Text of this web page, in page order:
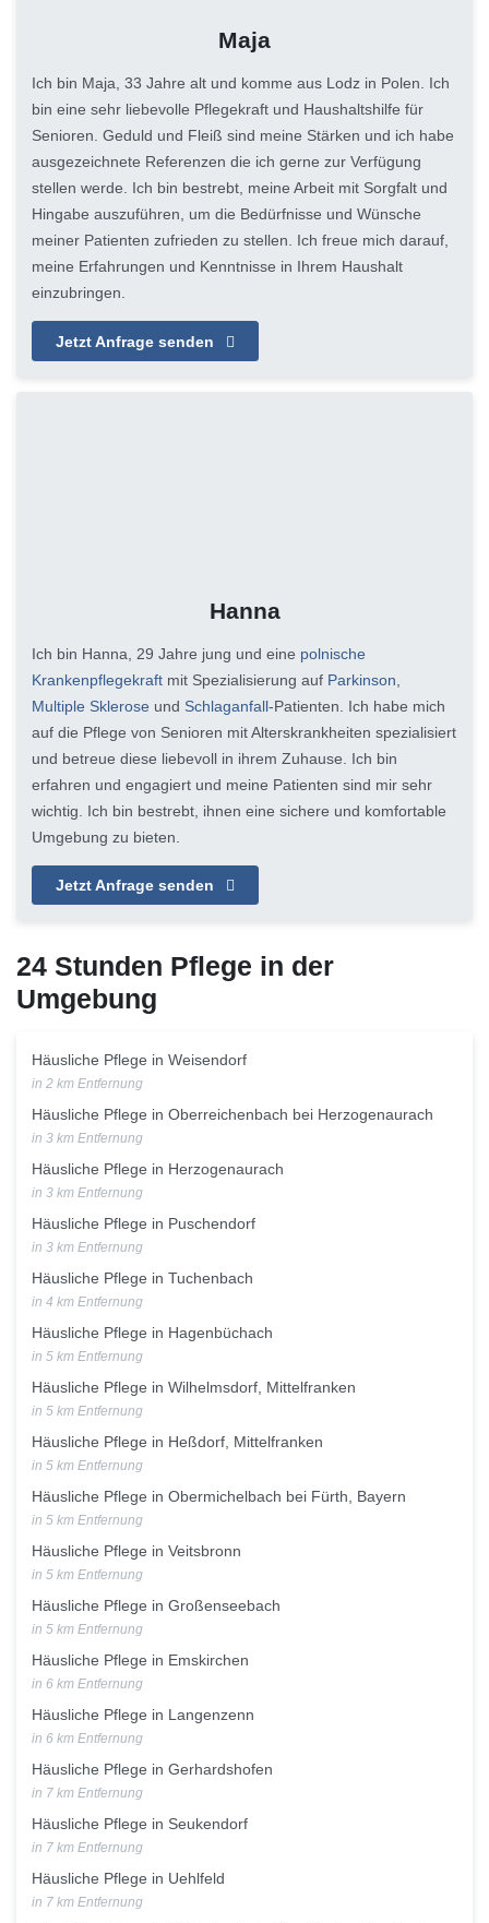
Maja
Ich bin Maja, 33 Jahre alt und komme aus Lodz in Polen. Ich
bin eine sehr liebevolle Pflegekraft und Haushaltshilfe für
Senioren. Geduld und Fleiß sind meine Stärken und ich habe
ausgezeichnete Referenzen die ich gerne zur Verfügung
stellen werde. Ich bin bestrebt, meine Arbeit mit Sorgfalt und
Hingabe auszuführen, um die Bedürfnisse und Wünsche
meiner Patienten zufrieden zu stellen. Ich freue mich darauf,
meine Erfahrungen und Kenntnisse in Ihrem Haushalt
einzubringen.
Jetzt Anfrage senden
Hanna
Ich bin Hanna, 29 Jahre jung und eine polnische
Krankenpflegekraft mit Spezialisierung auf Parkinson
Multiple Sklerose und Schlaganfall-Patienten. Ich habe mich
auf die Pflege von Senioren mit Alterskrankheiten spezialisiert
und betreue diese liebevoll in ihrem Zuhause. Ich bin
erfahren und engagiert und meine Patienten sind mir sehr
wichtig. Ich bin bestrebt, ihnen eine sichere und komfortable
Umgebung zu bieten.
Jetzt Anfrage senden
24 Stunden Pflege in der
Umgebung
Häusliche Pflege in Weisendorf
in 2 km Entfernung
Häusliche Pflege in Oberreichenbach bei Herzogenaurach
in 3 km Entfernung
Häusliche Pflege in Herzogenaurach
in 3 km Entfernung
Häusliche Pflege in Puschendorf
in 3 km Entfernung
Häusliche Pflege in Tuchenbach
in 4 km Entfernung
Häusliche Pflege in Hagenbüchach
in 5 km Entfernung
Häusliche Pflege in Wilhelmsdorf, Mittelfranken
in 5 km Entfernung
Häusliche Pflege in Heßdorf, Mittelfranken
in 5 km Entfernung
Häusliche Pflege in Obermichelbach bei Fürth, Bayern
in 5 km Entfernung
Häusliche Pflege in Veitsbronn
in 5 km Entfernung
Häusliche Pflege in Großenseebach
in 5 km Entfernung
Häusliche Pflege in Emskirchen
in 6 km Entfernung
Häusliche Pflege in Langenzenn
in 6 km Entfernung
Häusliche Pflege in Gerhardshofen
in 7 km Entfernung
Häusliche Pflege in Seukendorf
in 7 km Entfernung
Häusliche Pflege in Uehlfeld
in 7 km Entfernung